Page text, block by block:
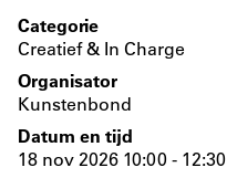
Categorie
Creatief & In Charge
Organisator
Kunstenbond
Datum en tijd
18 nov 2026 10:00 - 12:30